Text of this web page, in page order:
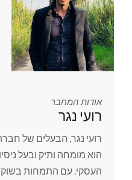
אודות המחבר
רועי נגר
הוא מומחה ותיק ובעל
העסקי. עם התמחות